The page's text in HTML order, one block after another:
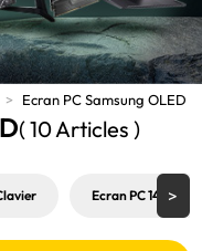
> Ecran PC Samsung OLED
( 10 Articles )
Ecran PC 144Hz